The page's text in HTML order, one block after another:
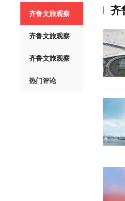
齐鲁文旅观察
齐鲁文旅观察
齐鲁文旅观察
热门评论
齐